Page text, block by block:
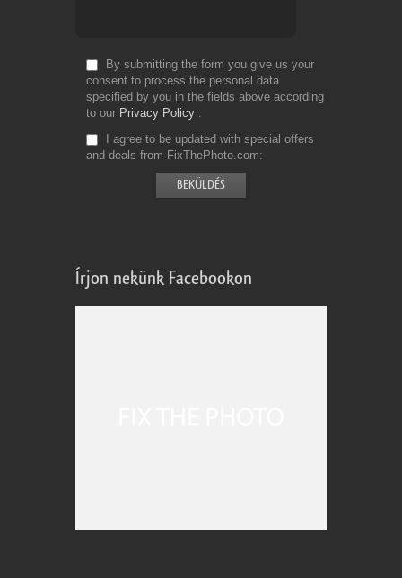
By submitting the form you give us your
consent to process the personal data
specified by you in the fields above according
to our Privacy Policy
I agree to be updated with special offers
and deals from FixThePhoto.com
Írjon nekünk Facebookon